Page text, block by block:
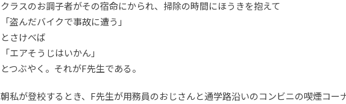
クラスのお調子者がその宿命にかられ、掃除の時間にほうきを抱えて
「盗んだバイクで事故に遭う」
とさけべば
「エアそうじはいかん」
とつぶやく。それがF先生である。
朝私が登校するとき、F先生が用務員のおじさんと通学路沿いのコンビニの喫煙コー